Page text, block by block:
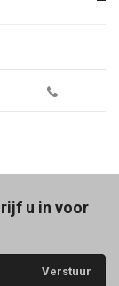
u in voor
Verstuur